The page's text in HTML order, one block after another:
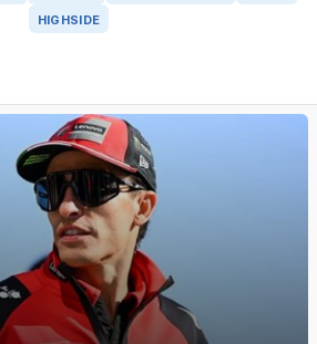
HIGHSIDE